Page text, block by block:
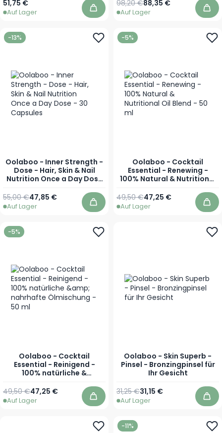
51,75 €
Auf Lager In den Warenkorb
Sonderpreis
88,35 €
Regulärer Preis
98,20 €
Auf Lager In
-13%
Oolaboo - Inner Strength -
Dose - Hair, Skin & Nail
Nutrition Once a Day Dose
Sonderpreis
47,85 €
Regulärer Preis
55,00 €
Auf Lager In den Warenkorb
-5%
Oolaboo - Cocktail
Essential - Renewing -
100% Natural & Nutritional
Sonderpreis
47,25 €
Regulärer Preis
49,50 €
Auf Lager In
-5%
Oolaboo - Cocktail
Essential - Reinigend -
100% natürliche &
ml
Sonderpreis
47,25 €
Regulärer Preis
49,50 €
Auf Lager In den Warenkorb
Oolaboo - Skin Superb -
Pinsel - Bronzingpinsel für
Ihr Gesicht
Sonderpreis
31,15 €
Regulärer Preis
31,25 €
Auf Lager In
-11%